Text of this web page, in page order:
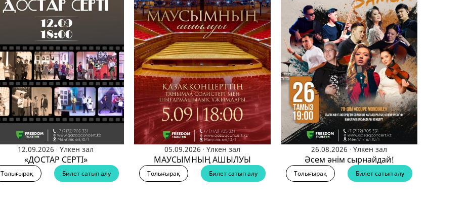
12.09.2026 . Үлкен зал
«ДОСТАР СЕРТІ»
Толығырақ Билет сатып алу
05.09.2026 . Үлкен зал
МАУСЫМНЫҢ АШЫЛУЫ
Толығырақ Билет сатып алу
26.08.2026 . Үлкен зал
Әсем әнім сырнайдай!
Толығырақ Билет сатып алу